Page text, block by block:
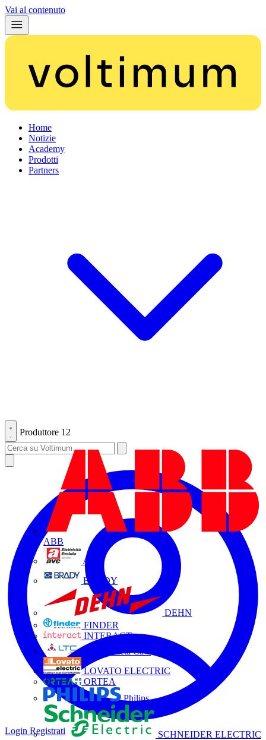
Vai al contenuto
Home
Notizie
Academy
Prodotti
Partners
Produttore 12
ABB
AVE
BRADY
DEHN
FINDER
INTERACT
La Triveneta Cavi
LOVATO ELECTRIC
ORTEA
Philips
SCHNEIDER ELECTRIC
Login Registrati